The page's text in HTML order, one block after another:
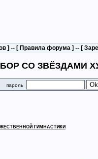
] -- [ Правила форума ] -- [
СО ЗВЁЗДАМИ
пароль
ГИМНАСТИКИ